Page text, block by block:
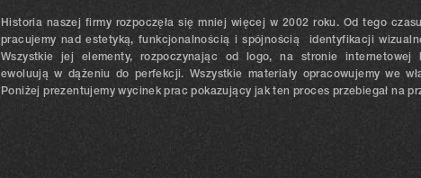
Historia naszej firmy rozpoczęła się mniej więcej w 2002 roku. Od tego
pracujemy nad estetyką, funkcjonalnością i spójnością identyfikacji
Wszystkie jej elementy, rozpoczynając od logo, na stronie internetowej
ewoluują w dążeniu do perfekcji. Wszystkie materiały opracowujemy we
Poniżej prezentujemy wycinek prac pokazujący jak ten proces przebiegał na